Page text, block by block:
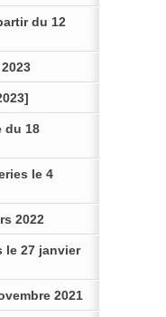
du 12
du 18
le 4
2022
le 27 janvier
2021